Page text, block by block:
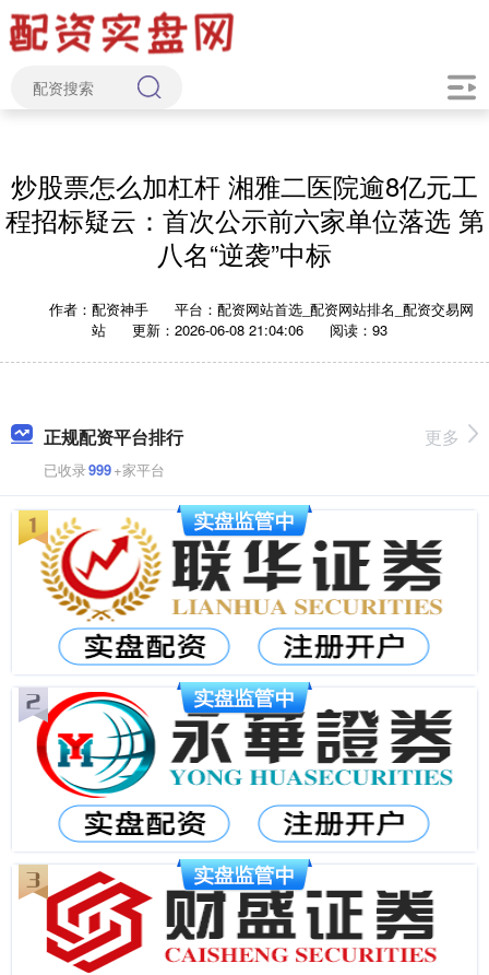
炒股票怎么加杠杆 湘雅二医院逾8亿元工
程招标疑云：首次公示前六家单位落选 第
八名“逆袭”中标
作者：配资神手
平台：配资网站首选_配资网站排名_配资交易网
站
更新：2026-06-08 21:04:06 阅读：93
正规配资平台排行
已收录999+家平台
更多